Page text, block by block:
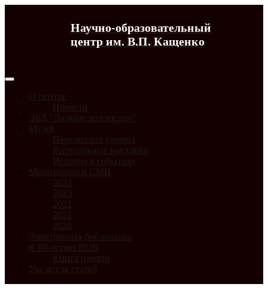
Научно-образовательный
центр им. В.П. Кащенко
О центре
Новости
ЭБД "Личные коллекции"
Музей
Персоналии ученых
Виртуальные выставки
История в событиях
Мониторинги СМИ
2024
2023
2022
2021
2020
Электронная библиотека
К 80-летию ВОВ
Книга памяти
Указатель статей